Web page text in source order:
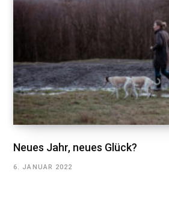
Neues Jahr, neues Glück?
6. JANUAR 2022